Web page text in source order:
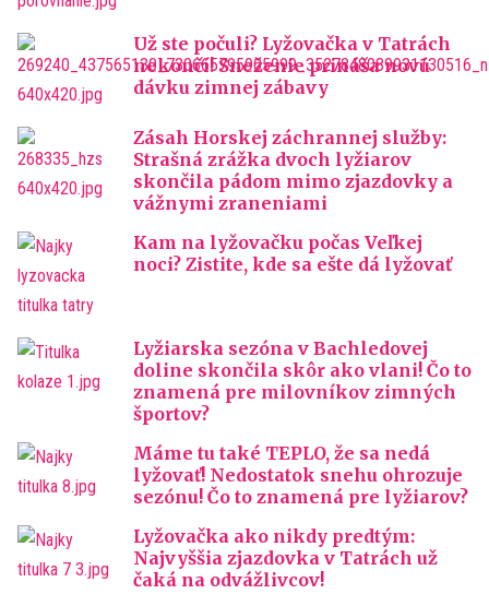
Už ste počuli? Lyžovačka v Tatrách
nekončí! Sneženie prináša novú
dávku zimnej zábavy
Zásah Horskej záchrannej služby:
Strašná zrážka dvoch lyžiarov
skončila pádom mimo zjazdovky a
vážnymi zraneniami
Kam na lyžovačku počas Veľkej
noci? Zistite, kde sa ešte dá lyžovať
Lyžiarska sezóna v Bachledovej
doline skončila skôr ako vlani! Čo to
znamená pre milovníkov zimných
športov?
Máme tu také TEPLO, že sa nedá
lyžovať! Nedostatok snehu ohrozuje
sezónu! Čo to znamená pre lyžiarov?
Lyžovačka ako nikdy predtým:
Najvyššia zjazdovka v Tatrách už
čaká na odvážlivcov!